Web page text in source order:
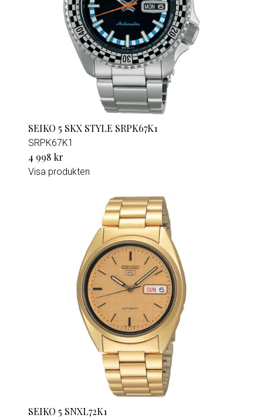
SEIKO 5 SKX STYLE SRPK67K1
SRPK67K1
4 998 kr
Visa produkten
SEIKO 5 SNXL72K1